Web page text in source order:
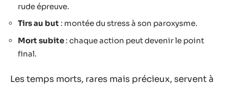
rude épreuve.
Tirs au but : montée du stress à son paroxysme.
Mort subite : chaque action peut devenir le point
final.
Les temps morts, rares mais précieux, servent à